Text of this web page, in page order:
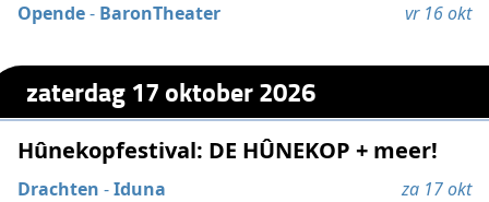
Opende- BaronTheater vr 16 okt
zaterdag 17 oktober 2026
Hûnekopfestival: DE HÛNEKOP + meer!
Drachten -Iduna za 17 okt